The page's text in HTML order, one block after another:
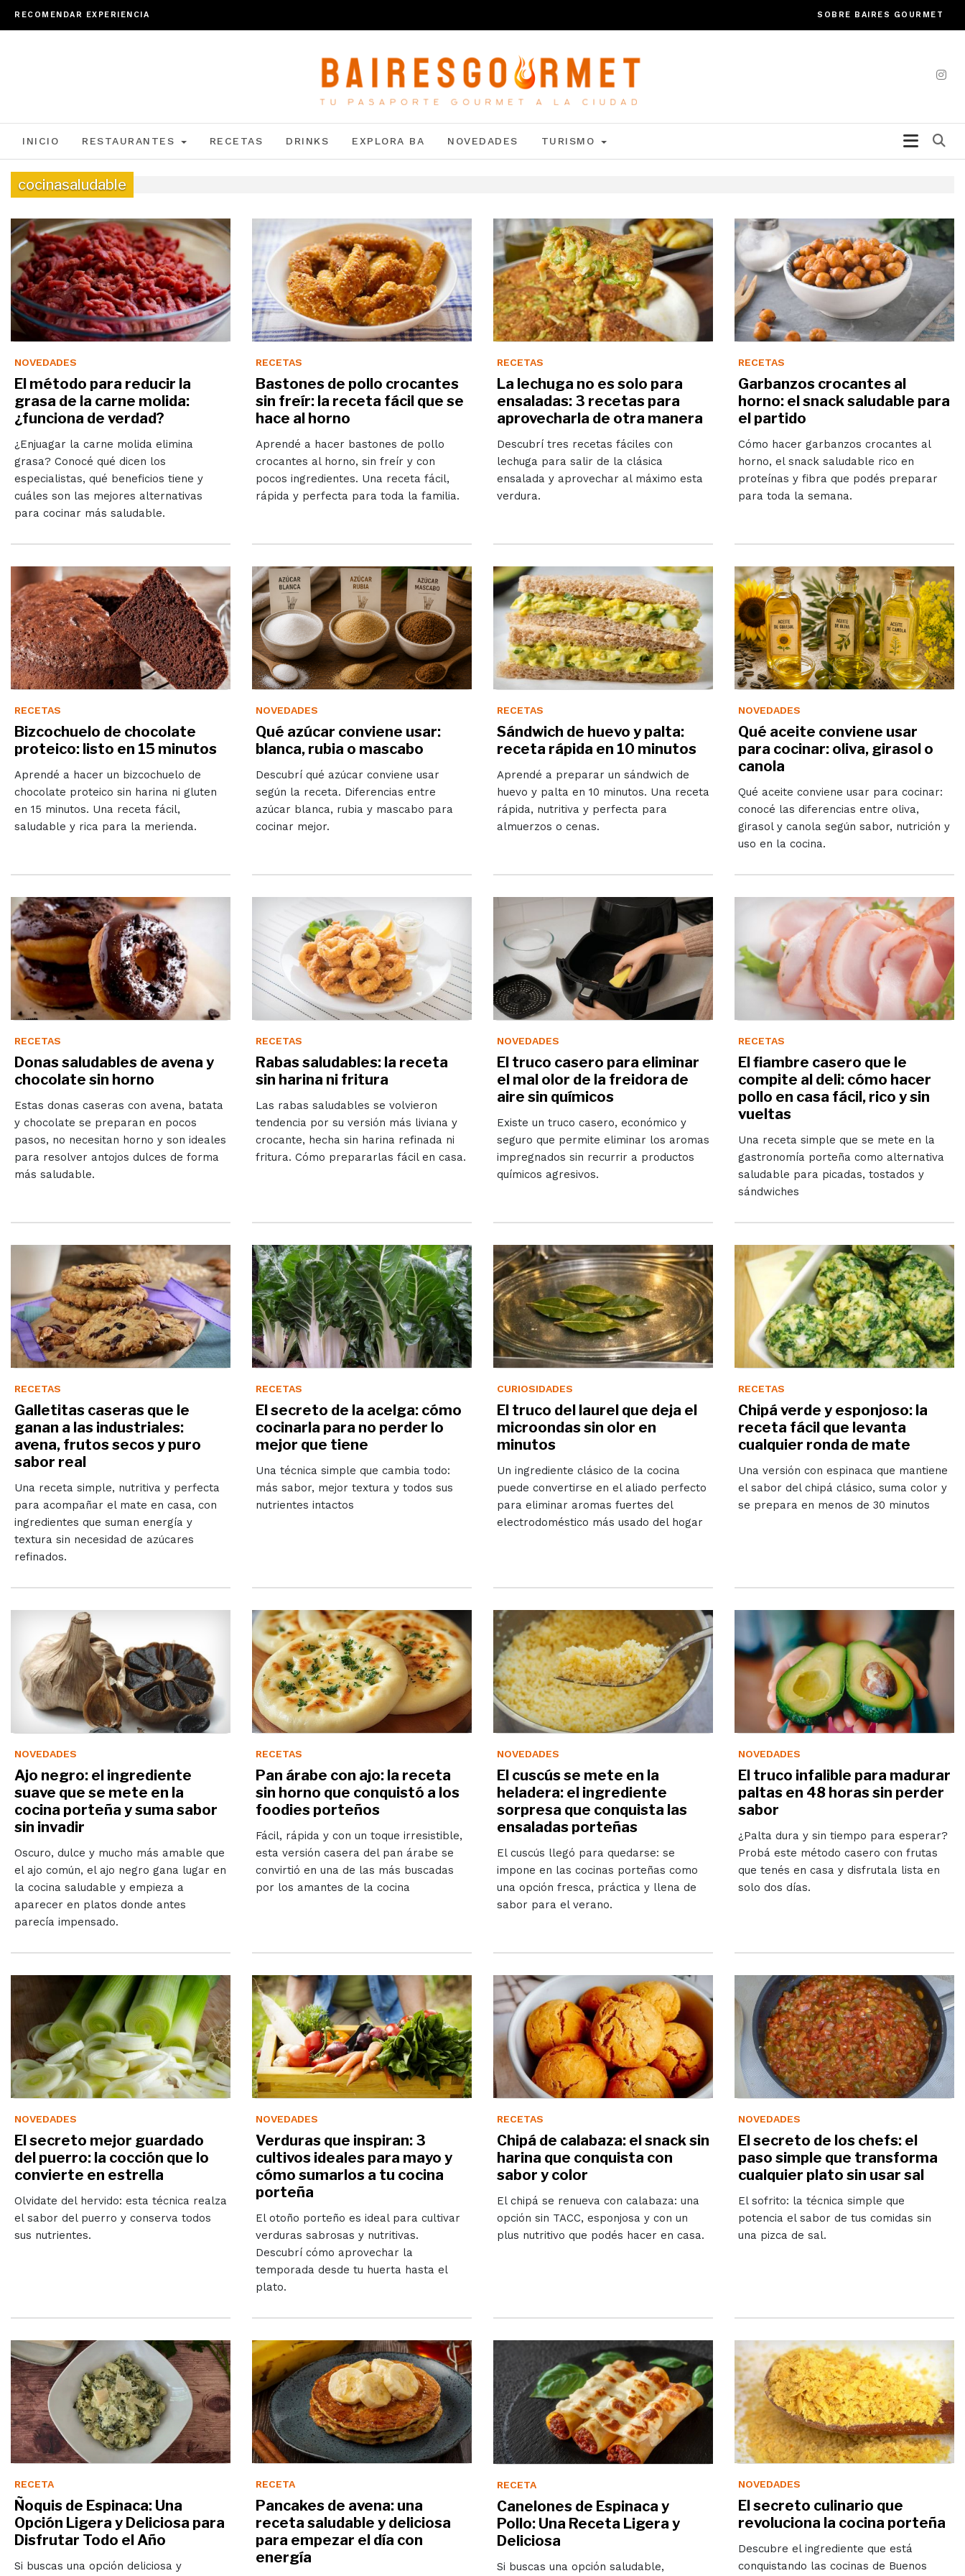
RECOMENDAR EXPERIENCIA SOBRE BAIRES GOURMET
INICIO RESTAURANTES RECETAS DRINKS EXPLORA BA NOVEDADES TURISMO
cocinasaludable
NOVEDADES
El método para reducir la
grasa de la carne molida:
¿funciona de verdad?
¿Enjuagar la carne molida elimina
grasa? Conocé qué dicen los
especialistas, qué beneficios tiene y
cuáles son las mejores alternativas
para cocinar más saludable.
RECETAS
Bastones de pollo crocantes
sin freír: la receta fácil que se
hace al horno
Aprendé a hacer bastones de pollo
crocantes al horno, sin freír y con
pocos ingredientes. Una receta fácil,
rápida y perfecta para toda la familia.
RECETAS
La lechuga no es solo para
ensaladas: 3 recetas para
aprovecharla de otra manera
Descubrí tres recetas fáciles con
lechuga para salir de la clásica
ensalada y aprovechar al máximo esta
verdura.
RECETAS
Garbanzos crocantes al
horno: el snack saludable para
el partido
Cómo hacer garbanzos crocantes al
horno, el snack saludable rico en
proteínas y fibra que podés preparar
para toda la semana.
RECETAS
Bizcochuelo de chocolate
proteico: listo en 15 minutos
Aprendé a hacer un bizcochuelo de
chocolate proteico sin harina ni gluten
en 15 minutos. Una receta fácil,
saludable y rica para la merienda.
NOVEDADES
Qué azúcar conviene usar:
blanca, rubia o mascabo
Descubrí qué azúcar conviene usar
según la receta. Diferencias entre
azúcar blanca, rubia y mascabo para
cocinar mejor.
RECETAS
Sándwich de huevo y palta:
receta rápida en 10 minutos
Aprendé a preparar un sándwich de
huevo y palta en 10 minutos. Una receta
rápida, nutritiva y perfecta para
almuerzos o cenas.
NOVEDADES
Qué aceite conviene usar
para cocinar: oliva, girasol o
canola
Qué aceite conviene usar para cocinar:
conocé las diferencias entre oliva,
girasol y canola según sabor, nutrición y
uso en la cocina.
RECETAS
Donas saludables de avena y
chocolate sin horno
Estas donas caseras con avena, batata
y chocolate se preparan en pocos
pasos, no necesitan horno y son ideales
para resolver antojos dulces de forma
más saludable.
RECETAS
Rabas saludables: la receta
sin harina ni fritura
Las rabas saludables se volvieron
tendencia por su versión más liviana y
crocante, hecha sin harina refinada ni
fritura. Cómo prepararlas fácil en casa.
NOVEDADES
El truco casero para eliminar
el mal olor de la freidora de
aire sin químicos
Existe un truco casero, económico y
seguro que permite eliminar los aromas
impregnados sin recurrir a productos
químicos agresivos.
RECETAS
El fiambre casero que le
compite al deli: cómo hacer
pollo en casa fácil, rico y sin
vueltas
Una receta simple que se mete en la
gastronomía porteña como alternativa
saludable para picadas, tostados y
sándwiches
RECETAS
Galletitas caseras que le
ganan a las industriales:
avena, frutos secos y puro
sabor real
Una receta simple, nutritiva y perfecta
para acompañar el mate en casa, con
ingredientes que suman energía y
textura sin necesidad de azúcares
refinados.
RECETAS
El secreto de la acelga: cómo
cocinarla para no perder lo
mejor que tiene
Una técnica simple que cambia todo:
más sabor, mejor textura y todos sus
nutrientes intactos
CURIOSIDADES
El truco del laurel que deja el
microondas sin olor en
minutos
Un ingrediente clásico de la cocina
puede convertirse en el aliado perfecto
para eliminar aromas fuertes del
electrodoméstico más usado del hogar
RECETAS
Chipá verde y esponjoso: la
receta fácil que levanta
cualquier ronda de mate
Una versión con espinaca que mantiene
el sabor del chipá clásico, suma color y
se prepara en menos de 30 minutos
NOVEDADES
Ajo negro: el ingrediente
suave que se mete en la
cocina porteña y suma sabor
sin invadir
Oscuro, dulce y mucho más amable que
el ajo común, el ajo negro gana lugar en
la cocina saludable y empieza a
aparecer en platos donde antes
parecía impensado.
RECETAS
Pan árabe con ajo: la receta
sin horno que conquistó a los
foodies porteños
Fácil, rápida y con un toque irresistible,
esta versión casera del pan árabe se
convirtió en una de las más buscadas
por los amantes de la cocina
NOVEDADES
El cuscús se mete en la
heladera: el ingrediente
sorpresa que conquista las
ensaladas porteñas
El cuscús llegó para quedarse: se
impone en las cocinas porteñas como
una opción fresca, práctica y llena de
sabor para el verano.
NOVEDADES
El truco infalible para madurar
paltas en 48 horas sin perder
sabor
¿Palta dura y sin tiempo para esperar?
Probá este método casero con frutas
que tenés en casa y disfrutala lista en
solo dos días.
NOVEDADES
El secreto mejor guardado
del puerro: la cocción que lo
convierte en estrella
Olvidate del hervido: esta técnica realza
el sabor del puerro y conserva todos
sus nutrientes.
NOVEDADES
Verduras que inspiran: 3
cultivos ideales para mayo y
cómo sumarlos a tu cocina
porteña
El otoño porteño es ideal para cultivar
verduras sabrosas y nutritivas.
Descubrí cómo aprovechar la
temporada desde tu huerta hasta el
plato.
RECETAS
Chipá de calabaza: el snack sin
harina que conquista con
sabor y color
El chipá se renueva con calabaza: una
opción sin TACC, esponjosa y con un
plus nutritivo que podés hacer en casa.
NOVEDADES
El secreto de los chefs: el
paso simple que transforma
cualquier plato sin usar sal
El sofrito: la técnica simple que
potencia el sabor de tus comidas sin
una pizca de sal.
RECETA
Ñoquis de Espinaca: Una
Opción Ligera y Deliciosa para
Disfrutar Todo el Año
Si buscas una opción deliciosa y
RECETA
Pancakes de avena: una
receta saludable y deliciosa
para empezar el día con
energía
RECETA
Canelones de Espinaca y
Pollo: Una Receta Ligera y
Deliciosa
Si buscas una opción saludable,
NOVEDADES
El secreto culinario que
revoluciona la cocina porteña
Descubre el ingrediente que está
conquistando las cocinas de Buenos